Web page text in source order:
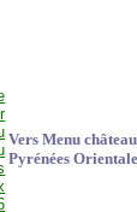
Vers Menu
Pyrénées